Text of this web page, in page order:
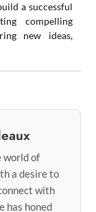
a successful
compelling
new ideas,
world of
a desire to
with
has honed